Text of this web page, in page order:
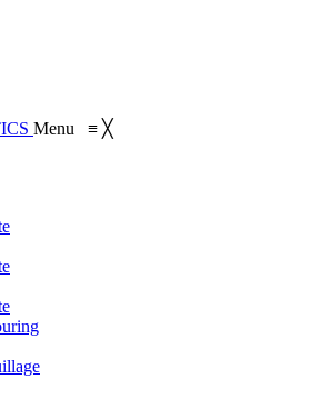
Menu ≡ ╳